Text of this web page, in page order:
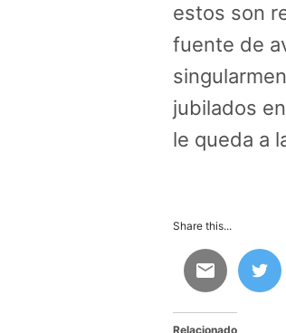
estos son
fuente de
jubilados
le queda a
Share this...
Relacionado